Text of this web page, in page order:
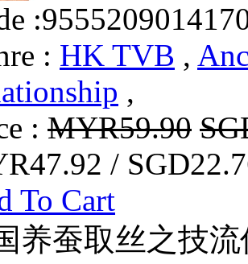
:
: HK TVB ,
,
: MYR59.90
/
To Cart
养蚕取丝之技